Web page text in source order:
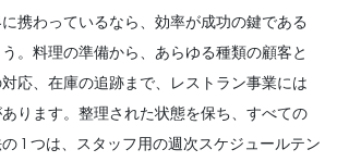
レストラン労働法レストランオーナー
Michelle Jaco Oct 12, 2020
携わっているなら、効率が成功の鍵である
。料理の準備から、あらゆる種類の顧客と
応、在庫の追跡まで、レストラン事業には
ります。整理された状態を保ち、すべての
1 つは、スタッフ用の週次スケジュールテン